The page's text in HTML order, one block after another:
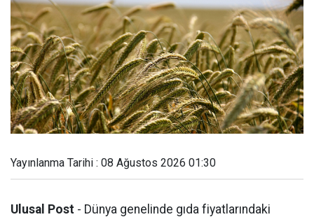
Yayınlanma Tarihi : 08 Ağustos 2026 01:30
Ulusal Post - Dünya genelinde gıda fiyatlarındaki